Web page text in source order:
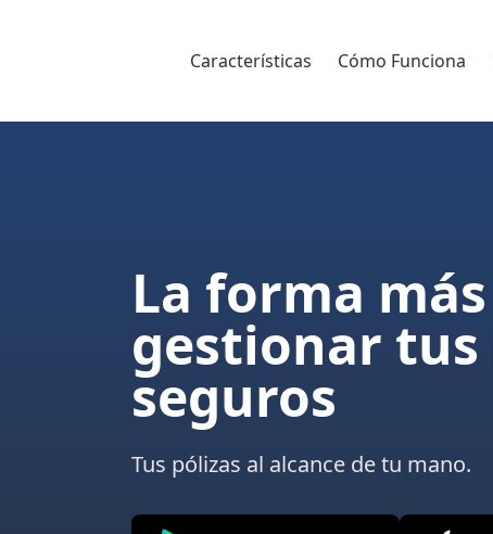
Características Cómo Funciona
La forma
gestionar tus
seguros
Tus pólizas al alcance de tu mano.